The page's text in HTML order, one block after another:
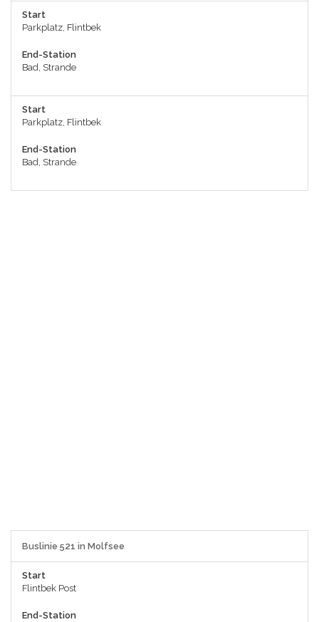
Start
Parkplatz, Flintbek
End-Station
Bad, Strande
Start
Parkplatz, Flintbek
End-Station
Bad, Strande
Buslinie 521 in Molfsee
Start
Flintbek Post
End-Station